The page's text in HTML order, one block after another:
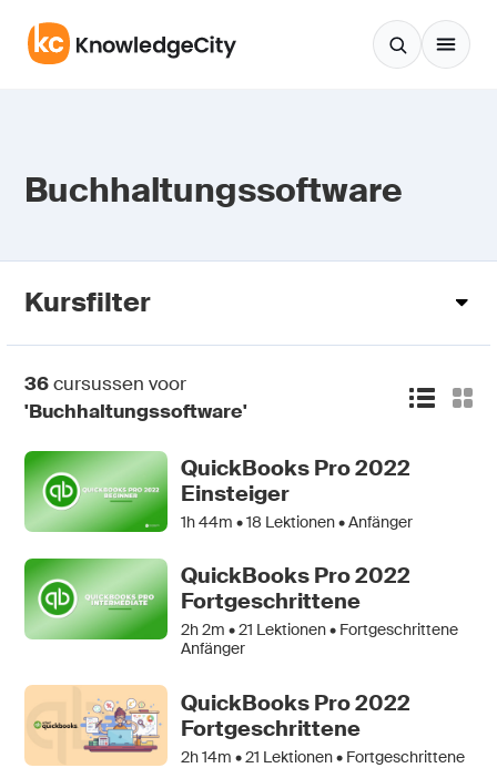
Buchhaltungssoftware
Kursfilter
36cursussen voor
'Buchhaltungssoftware'
QuickBooks Pro 2022
Einsteiger
1h 44m •18 Lektionen • Anfänger
QuickBooks Pro 2022
Fortgeschrittene
2h 2m •21 Lektionen • Fortgeschrittene
Anfänger
QuickBooks Pro 2022
Fortgeschrittene
2h 14m •21 Lektionen • Fortgeschrittene